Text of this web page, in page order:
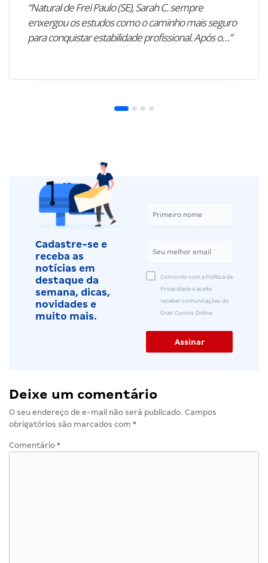
“Natural de Frei Paulo (SE), Sarah C. sempre
enxergou os estudos como o caminho mais seguro
para conquistar estabilidade profissional. Após o…”
Cadastre-se e
receba as
notícias em
destaque da
semana, dicas,
novidades e
muito mais.
Concordo com a Política de
Privacidade e aceito
receber comunicações do
Gran Cursos Online.
Deixe um comentário
O seu endereço de e-mail não será publicado. Campos
obrigatórios são marcados com *
Comentário *